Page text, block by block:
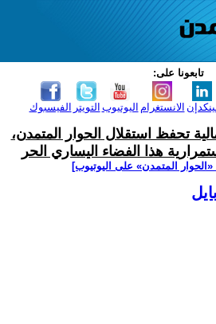
تابعونا على:
الفيسبوك التويتر اليوتيوب الانستغرام
تحفظ استقلال الحوار المتمدن،
هذا الفضاء اليساري الحر
المتمدن» على اليوتيوب]